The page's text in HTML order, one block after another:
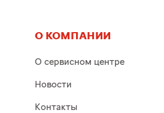
О КОМПАНИИ
О сервисном центре
Новости
Контакты